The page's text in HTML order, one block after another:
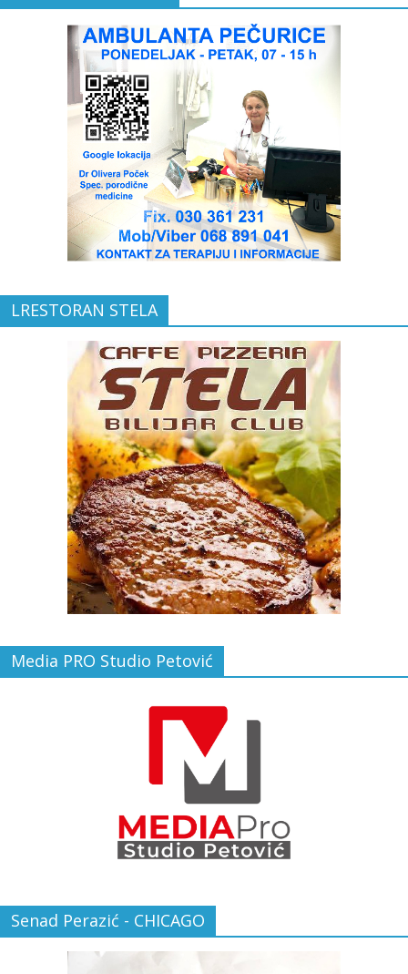
LRESTORAN STELA
Media PRO Studio Petović
Senad Perazić - CHICAGO